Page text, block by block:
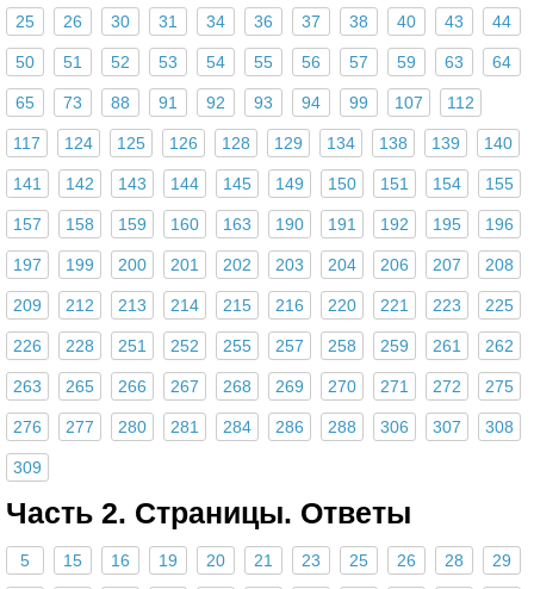
25 26 30 31 34 36 37 38 40 43 44
50 51 52 53 54 55 56 57 59 63 64
65 73 88 91 92 93 94 99 107 112
117 124 125 126 128 129 134 138 139 140
141 142 143 144 145 149 150 151 154 155
157 158 159 160 163 190 191 192 195 196
197 199 200 201 202 203 204 206 207 208
209 212 213 214 215 216 220 221 223 225
226 228 251 252 255 257 258 259 261 262
263 265 266 267 268 269 270 271 272 275
276 277 280 281 284 286 288 306 307 308
309
Часть 2. Страницы. Ответы
5 15 16 19 20 21 23 25 26 28 29